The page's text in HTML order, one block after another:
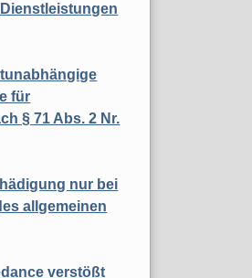
für
§ 71 Abs. 2 Nr.
nur bei
allgemeinen
verstößt